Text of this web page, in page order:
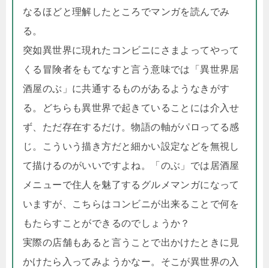
なるほどと理解したところでマンガを読んでみ
る。
突如異世界に現れたコンビニにさまよってやって
くる冒険者をもてなすと言う意味では「異世界居
酒屋のぶ」に共通するものがあるようなきがす
る。どちらも異世界で起きていることには介入せ
ず、ただ存在するだけ。物語の軸がパロってる感
じ。こういう描き方だと細かい設定などを無視し
て描けるのがいいですよね。「のぶ」では居酒屋
メニューで住人を魅了するグルメマンガになって
いますが、こちらはコンビニが出来ることで何を
もたらすことができるのでしょうか？
実際の店舗もあると言うことで出かけたときに見
かけたら入ってみようかなー。そこが異世界の入